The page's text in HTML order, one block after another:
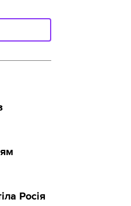
Росія